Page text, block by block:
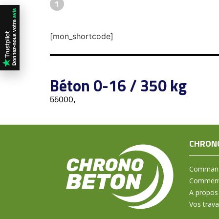
1
[mon_shortcode]
Béton 0-16 / 350 kg
55000,
A propos
Vos